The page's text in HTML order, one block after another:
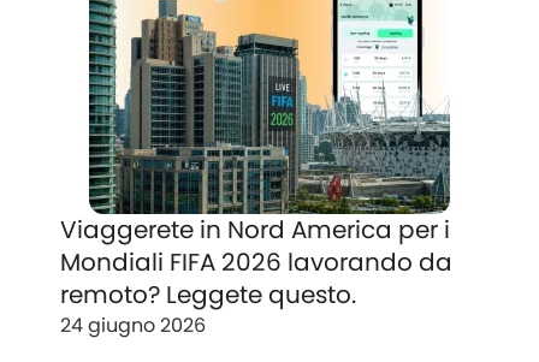
Viaggerete in Nord America per i
Mondiali FIFA 2026 lavorando da
remoto? Leggete questo.
24 giugno 2026